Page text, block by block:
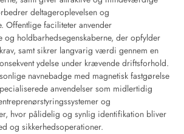
deltageroplevelsen og
Offentlige faciliteter anvender
og holdbarhedsegenskaberne, der opfylder
samt sikrer langvarig værdi gennem en
ydelse under krævende driftsforhold.
navnebadge med magnetisk fastgørelse
anvendelser som midlertidig
og
hvor pålidelig og synlig identifikation bliver
og sikkerhedsoperationer.